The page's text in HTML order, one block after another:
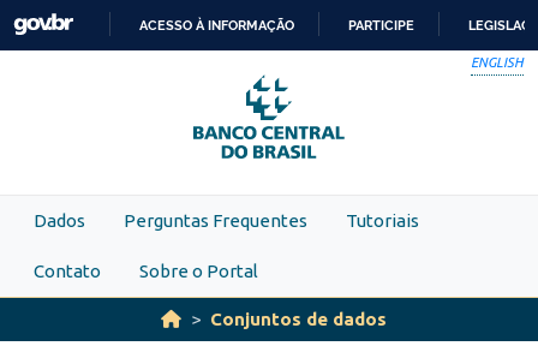
Skip to main content
PARA
O
CONTEÚDO
ACESSO À INFORMAÇÃO PARTICIPE
ENGLISH
Dados Perguntas Frequentes Tutoriais
Contato Sobre o Portal
Conjuntos de dados